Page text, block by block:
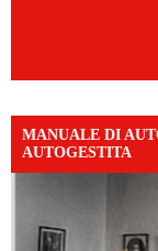
MANUALE DI
AUTOGESTITA